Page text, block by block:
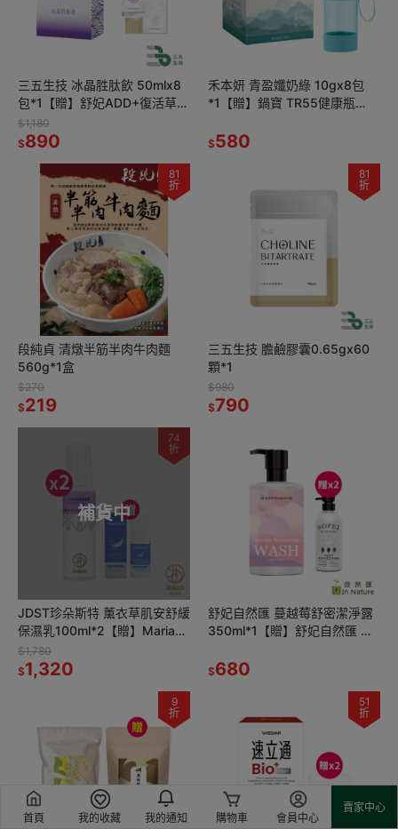
首頁 我的收藏 我的通知 購物車 會員中心
賣家中心
三五生技 冰晶胜肽飲 50mlx8
包*1【贈】舒妃ADD+復活草修
護護手霜 60ml*1
$1,180
$890
禾本妍 青盈孅奶綠 10gx8包
*1【贈】鍋寶 TR55健康瓶
$580
81
折
段純貞 清燉半筋半肉牛肉麵
560g*1盒
$270
$219
81
折
三五生技 膽鹼膠囊0.65gx60
顆*1
$980
$790
補貨中
74
折
JDST珍朵斯特 薰衣草肌安舒緩
保濕乳100ml*2【贈】Maria
Von 胺基酸潔顏慕斯 30ml*1
$1,780
$1,320
舒妃自然匯 蔓越莓舒密潔淨露
350ml*1【贈】舒妃自然匯 綠
$680
9
折
51
折